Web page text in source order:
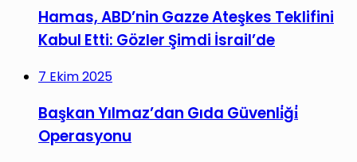
Hamas, ABD’nin Gazze Ateşkes Teklifini
Kabul Etti: Gözler Şimdi İsrail’de
7 Ekim 2025
Başkan Yılmaz’dan Gıda Güvenli̇ği̇
Operasyonu